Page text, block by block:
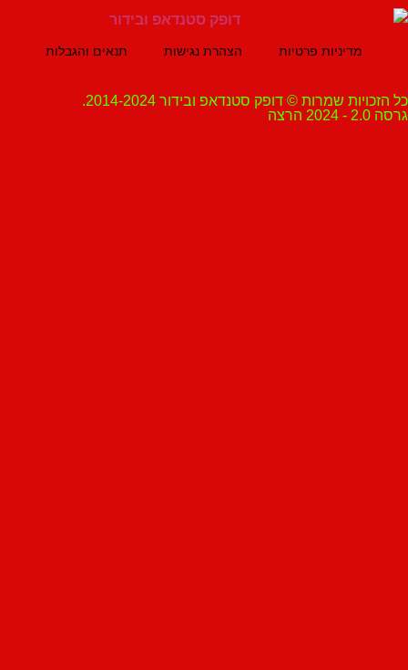
מדיניות פרטיות הצהרת נגישות תנאים והגבלות
שמרות © דופק סטנדאפ ובידור 2014-2024.